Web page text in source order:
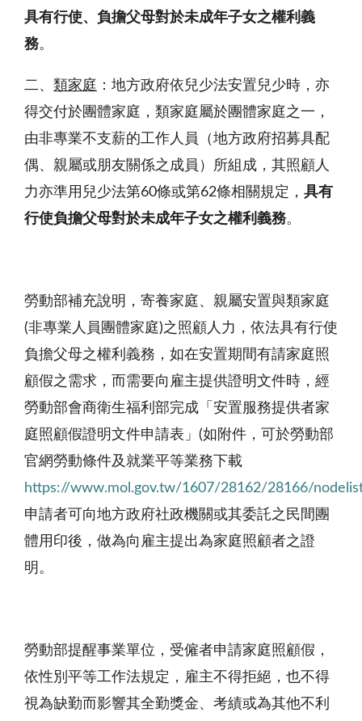
具有行使、負擔父母對於未成年子女之權利義
務。
二、 類家庭 ：地方政府依兒少法安置兒少時，亦
得交付於團體家庭，類家庭屬於團體家庭之一，
由非專業不支薪的工作人員（地方政府招募具配
偶、親屬或朋友關係之成員）所組成，其照顧人
力亦準用兒少法第60條或第62條相關規定， 具有
行使負擔父母對於未成年子女之權利義務。
勞動部補充說明，寄養家庭、親屬安置與類家庭
(非專業人員團體家庭)之照顧人力，依法具有行使
負擔父母之權利義務，如在安置期間有請家庭照
顧假之需求，而需要向雇主提供證明文件時，經
勞動部會商衛生福利部完成「安置服務提供者家
庭照顧假證明文件申請表」(如附件，可於勞動部
官網勞動條件及就業平等業務下載
https://www.mol.gov.tw/1607/28162/28166/
申請者可向地方政府社政機關或其委託之民間團
體用印後，做為向雇主提出為家庭照顧者之證
明。
勞動部提醒事業單位，受僱者申請家庭照顧假，
依性別平等工作法規定，雇主不得拒絕，也不得
視為缺勤而影響其全勤獎金、考績或為其他不利